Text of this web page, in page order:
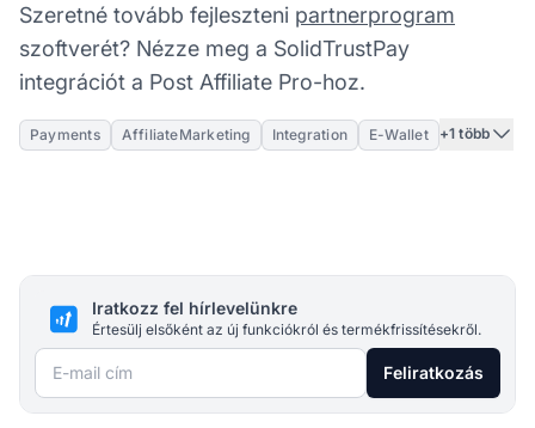
Szeretné tovább fejleszteni partnerprogram
szoftverét? Nézze meg a SolidTrustPay
integrációt a Post Affiliate Pro-hoz.
Payments AffiliateMarketing Integration E-Wallet +1 több
Iratkozz fel hírlevelünkre
Értesülj elsőként az új funkciókról és termékfrissítésekről.
E-mail cím Feliratkozás